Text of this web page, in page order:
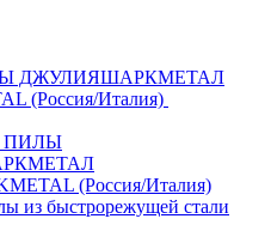
ДЖУЛИЯШАРКМЕТАЛ
(Россия/Италия)
ПИЛЫ
(Россия/Италия)
из быстрорежущей стали